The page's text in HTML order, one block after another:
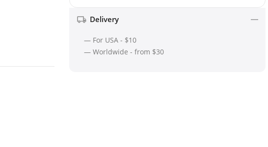
Delivery
— For USA - $10
— Worldwide - from $30